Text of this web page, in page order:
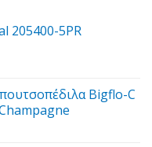
205400-5PR
Bigflo-C